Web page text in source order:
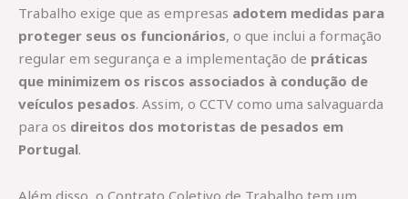
Trabalho exige que as empresas adotem medidas para
proteger seus os funcionários, o que inclui a formação
regular em segurança e a implementação de práticas
que minimizem os riscos associados à condução de
veículos pesados. Assim, o CCTV como uma salvaguarda
para os direitos dos motoristas de pesados em
Portugal.
Além disso, o Contrato Coletivo de Trabalho tem um